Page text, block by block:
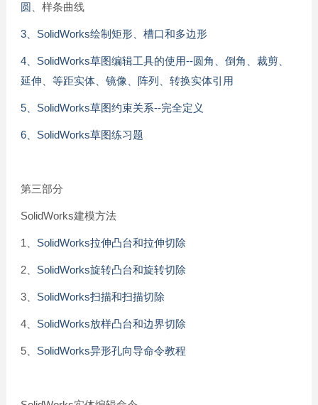
圆 、样条曲线
3、SolidWorks绘制矩形、槽口和多边形
4、SolidWorks草图编辑工具的使用--圆角、倒角、裁剪、
延伸、等距实体、镜像、阵列、转换实体引用
5、SolidWorks草图约束关系--完全定义
6、SolidWorks草图练习题
第三部分
SolidWorks建模方法
1、 SolidWorks拉伸凸台和拉伸切除
2、 SolidWorks旋转凸台和旋转切除
3、 SolidWorks扫描和扫描切除
4、 SolidWorks放样凸台和边界切除
5、 SolidWorks异形孔向导命令教程